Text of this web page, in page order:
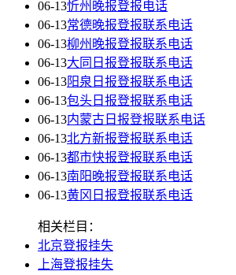
06-13忻州晚报登报电话
06-13常德晚报登报联系电话
06-13柳州晚报登报联系电话
06-13大同日报登报联系电话
06-13阳泉日报登报联系电话
06-13包头日报登报联系电话
06-13内蒙古日报登报联系电话
06-13北方新报登报联系电话
06-13都市快报登报联系电话
06-13南阳晚报登报联系电话
06-13黄冈日报登报联系电话
相关栏目：
北京登报挂失
上海登报挂失